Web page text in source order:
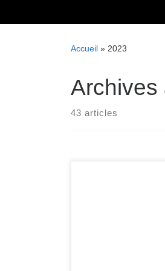
Accueil » 2023
Archives
43 articles